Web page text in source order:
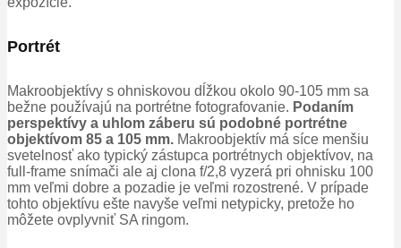
Portrét
Makroobjektívy s ohniskovou dĺžkou okolo 90-105 mm sa
bežne používajú na portrétne fotografovanie. Podaním
perspektívy a uhlom záberu sú podobné portrétne
objektívom 85 a 105 mm. Makroobjektív má síce menšiu
svetelnosť ako typický zástupca portrétnych objektívov, na
full-frame snímači ale aj clona f/2,8 vyzerá pri ohnisku 100
mm veľmi dobre a pozadie je veľmi rozostrené. V prípade
tohto objektívu ešte navyše veľmi netypicky, pretože ho
môžete ovplyvniť SA ringom.